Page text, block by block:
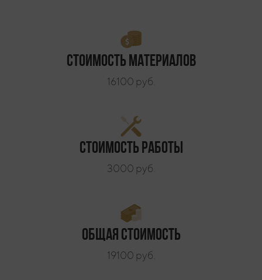
Стоимость материалов
16100 руб.
Стоимость работы
3000 руб.
Общая стоимость
19100 руб.